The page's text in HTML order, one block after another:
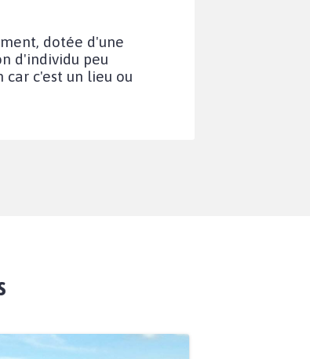
dotée d'une
d'individu peu
car c'est un lieu ou